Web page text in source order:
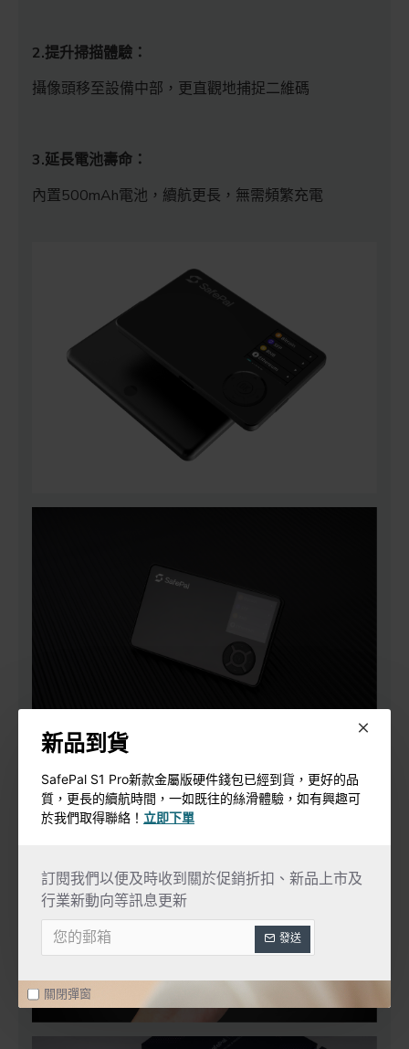
新品到貨
SafePal S1 Pro新款金屬版硬件錢包已經到貨，更好的品
質，更長的續航時間，一如既往的絲滑體驗，如有興趣可
於我們取得聯絡！ 立即下單
訂閱我們以便及時收到關於促銷折扣、新品上市及
行業新動向等訊息更新
發送
關閉彈窗
2.提升掃描體驗：
攝像頭移至設備中部，更直觀地捕捉二維碼
3.延長電池壽命：
內置500mAh電池，續航更長，無需頻繁充電